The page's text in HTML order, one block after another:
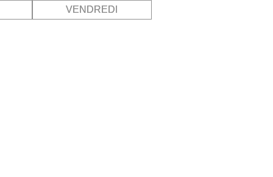
VENDREDI